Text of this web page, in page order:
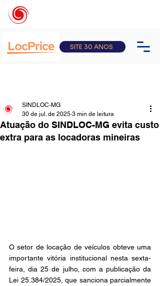
SITE 30 ANOS
Atuação do SINDLOC-MG evita custo
extra para as locadoras mineiras
SINDLOC-MG
30 de jul. de 2025 3 min de leitura
O setor de locação de veículos obteve uma
importante vitória institucional nesta sexta-
feira, dia 25 de julho, com a publicação da
Lei 25.384/2025, que sanciona parcialmente